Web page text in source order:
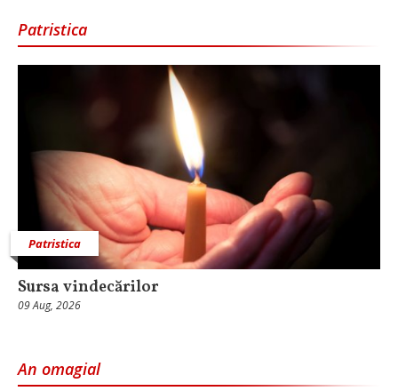
Patristica
Patristica
Sursa vindecărilor
09 Aug, 2026
An omagial